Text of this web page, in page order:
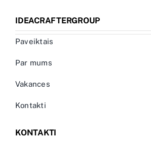
IDEACRAFTERGROUP
Paveiktais
Par mums
Vakances
Kontakti
KONTAKTI